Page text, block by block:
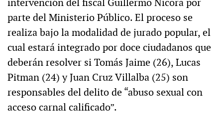
parte del Ministerio Público. El proceso se
realiza bajo la modalidad de jurado popular, el
cual estará integrado por doce ciudadanos que
deberán resolver si Tomás Jaime (26), Lucas
Pitman (24) y Juan Cruz Villalba (25) son
responsables del delito de “abuso sexual con
acceso carnal calificado”.